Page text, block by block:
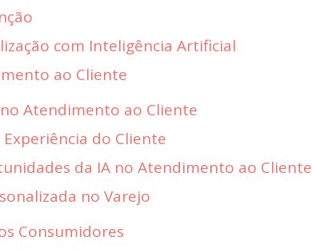
com Inteligência Artificial
ao Cliente
Atendimento ao Cliente
Experiência do Cliente
da IA no Atendimento ao Cliente
no Varejo
Consumidores